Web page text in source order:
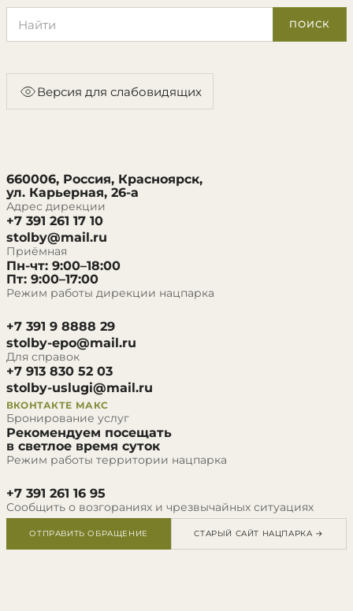
ПОИСК
Версия для слабовидящих
660006, Россия, Красноярск,
ул. Карьерная, 26-а
Адрес дирекции
+7 391 261 17 10
stolby@mail.ru
Приёмная
Пн-чт: 9:00–18:00
Пт: 9:00–17:00
Режим работы дирекции нацпарка
+7 391 9 8888 29
stolby-epo@mail.ru
Для справок
+7 913 830 52 03
stolby-uslugi@mail.ru
ВКОНТАКТЕ МАКС
Бронирование услуг
Рекомендуем посещать
в светлое время суток
Режим работы территории нацпарка
+7 391 261 16 95
Сообщить о возгораниях и чрезвычайных ситуациях
ОТПРАВИТЬ ОБРАЩЕНИЕ СТАРЫЙ САЙТ НАЦПАРКА →